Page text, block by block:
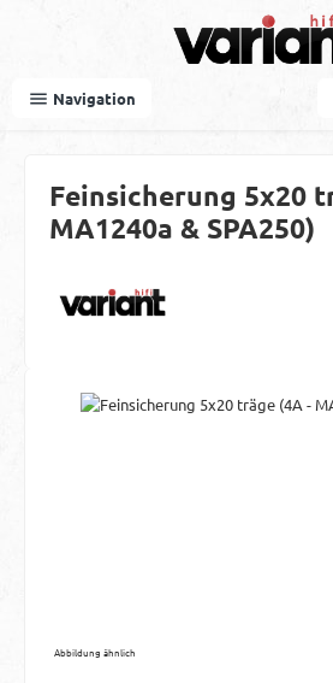
Navigation
Feinsicherung 5x20
MA1240a & SPA250)
Bildergalerie überspringen
Abbildung ähnlich